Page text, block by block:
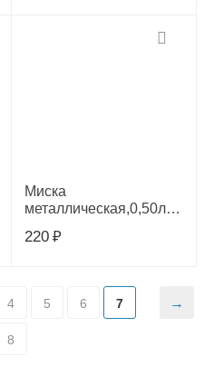
Миска
металлическая,0,50л
220 ₽
4 5 6 7
8